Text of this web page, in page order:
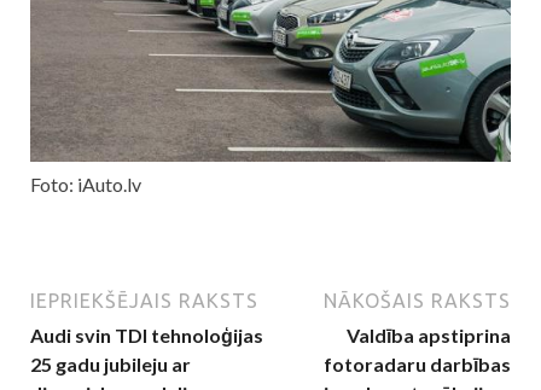
Foto: iAuto.lv
IEPRIEKŠĒJAIS RAKSTS
Audi svin TDI tehnoloģijas
25 gadu jubileju ar
NĀKOŠAIS RAKSTS
Valdība apstiprina
fotoradaru darbības